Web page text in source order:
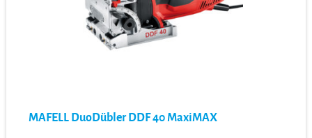
MAFELL DuoDübler DDF 40 MaxiMAX